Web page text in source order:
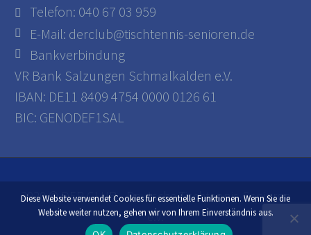
Telefon: 040 67 03 959
E-Mail: derclub@tischtennis-senioren.de
Bankverbindung
VR Bank Salzungen Schmalkalden e.V.
IBAN: DE11 8409 4754 0000 0126 61
BIC: GENODEF1SAL
2020 © DER CLUB - Deutsche Tischtennis-Senioren
e.V.
Diese Website verwendet Cookies für essentielle Funktionen. Wenn Sie die
Website weiter nutzen, gehen wir von Ihrem Einverständnis aus.